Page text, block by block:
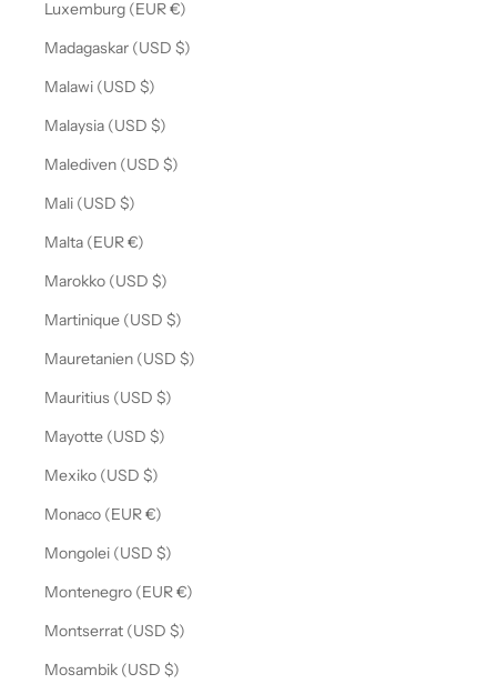
Luxemburg (EUR €)
Madagaskar (USD $)
Malawi (USD $)
Malaysia (USD $)
Malediven (USD $)
Mali (USD $)
Malta (EUR €)
Marokko (USD $)
Martinique (USD $)
Mauretanien (USD $)
Mauritius (USD $)
Mayotte (USD $)
Mexiko (USD $)
Monaco (EUR €)
Mongolei (USD $)
Montenegro (EUR €)
Montserrat (USD $)
Mosambik (USD $)